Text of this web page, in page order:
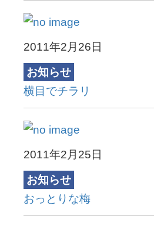
2011年2月26日
お知らせ
横目でチラリ
2011年2月25日
お知らせ
おっとりな梅